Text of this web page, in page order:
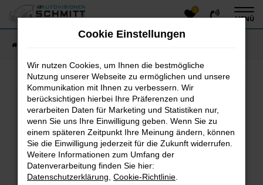
Zum
Hauptinhalt
0
MENÜ
Fehler: Network Error
Beim Laden ist ein Fehler aufgetreten.
Hier sind ein paar Tipps, die dir helfen können:
Überprüfe deine Firewall und deine
Internetverbindung.
Laden andere Webseiten, zum Beispiel deine
Cookie Einstellungen
Wir nutzen Cookies, um Ihnen die bestmögliche
Nutzung unserer Webseite zu ermöglichen und unsere
Kommunikation mit Ihnen zu verbessern. Wir
berücksichtigen hierbei Ihre Präferenzen und
verarbeiten Daten für Marketing und Statistiken nur,
wenn Sie uns Ihre Einwilligung geben. Wenn Sie zu
einem späteren Zeitpunkt Ihre Meinung ändern, können
Sie die Einwilligung jederzeit für die Zukunft widerrufen.
Weitere Informationen zum Umfang der
Datenverarbeitung finden Sie hier:
Datenschutzerklärung Cookie-Richtlinie